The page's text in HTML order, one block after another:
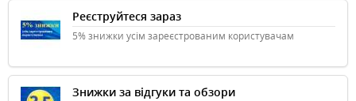
Реєструйтеся зараз
5% знижки усім зареєстрованим користувачам
Знижки за відгуки та обзори